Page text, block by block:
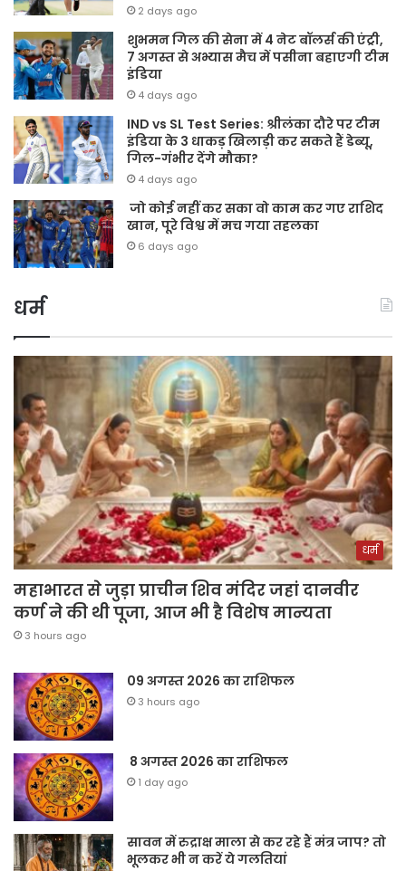
2 days ago
शुभमन गिल की सेना में 4 नेट बॉलर्स की एंट्री,
7 अगस्त से अभ्यास मैच में पसीना बहाएगी टीम
इंडिया
4 days ago
IND vs SL Test Series: श्रीलंका दौरे पर टीम
इंडिया के 3 धाकड़ खिलाड़ी कर सकते हैं डेब्यू,
गिल-गंभीर देंगे मौका?
4 days ago
जो कोई नहीं कर सका वो काम कर गए राशिद
खान, पूरे विश्व में मच गया तहलका
6 days ago
धर्म
धर्म
महाभारत से जुड़ा प्राचीन शिव मंदिर जहां दानवीर
कर्ण ने की थी पूजा, आज भी है विशेष मान्यता
3 hours ago
09 अगस्त 2026 का राशिफल
3 hours ago
8 अगस्त 2026 का राशिफल
1 day ago
सावन में रुद्राक्ष माला से कर रहे हैं मंत्र जाप? तो
भूलकर भी न करें ये गलतियां